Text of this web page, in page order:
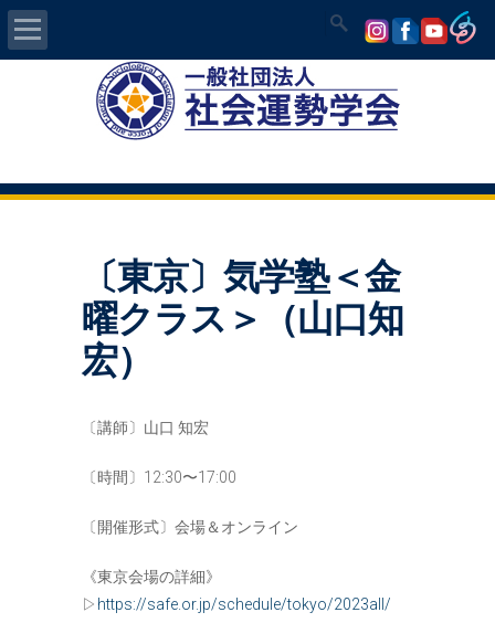
気学/易 セミナー
講師の紹介
〔東京〕気学塾＜金
曜クラス＞（山口知
宏）
〔講師〕山口 知宏
〔時間〕12:30〜17:00
〔開催形式〕会場＆オンライン
《東京会場の詳細》
▷ https://safe.or.jp/schedule/tokyo/2023all/